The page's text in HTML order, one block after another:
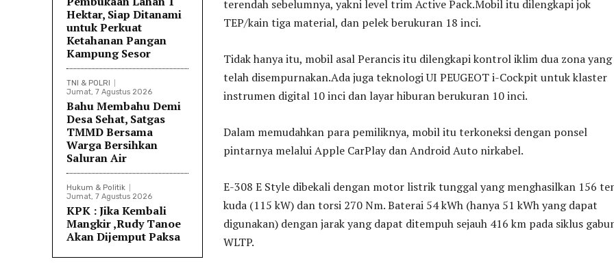
Hektar, Siap Ditanami
untuk Perkuat
Ketahanan Pangan
Kampung Sesor
TNI & POLRI
Jumat, 7 Agustus 2026
Bahu Membahu Demi
Desa Sehat, Satgas
TMMD Bersama
Warga Bersihkan
Saluran Air
Hukum & Politik
Jumat, 7 Agustus 2026
KPK : Jika Kembali
Mangkir ,Rudy Tanoe
Akan Dijemput Paksa
terendah sebelumnya, yakni level trim Active Pack.Mobil itu dilengkapi jok
TEP/kain tiga material, dan pelek berukuran 18 inci.
Tidak hanya itu, mobil asal Perancis itu dilengkapi kontrol iklim dua zona yang
telah disempurnakan.Ada juga teknologi UI PEUGEOT i-Cockpit untuk klaster
instrumen digital 10 inci dan layar hiburan berukuran 10 inci.
Dalam memudahkan para pemiliknya, mobil itu terkoneksi dengan ponsel
pintarnya melalui Apple CarPlay dan Android Auto nirkabel.
E-308 E Style dibekali dengan motor listrik tunggal yang menghasilkan 156
kuda (115 kW) dan torsi 270 Nm. Baterai 54 kWh (hanya 51 kWh yang dapat
digunakan) dengan jarak yang dapat ditempuh sejauh 416 km pada siklus
WLTP.